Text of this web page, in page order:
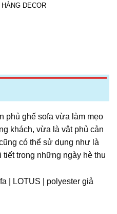
HÀNG DECOR
phủ ghế sofa vừa làm mẹo
khách, vừa là vật phủ cản
có thể sử dụng như là
trong những ngày hè thu
| LOTUS | polyester giả